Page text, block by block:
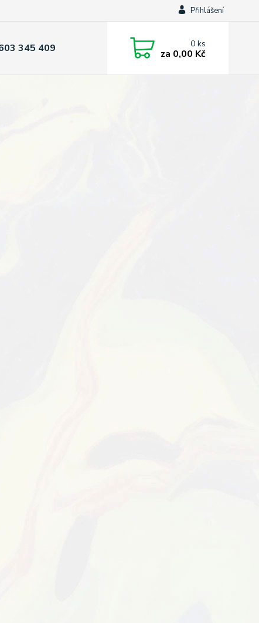
Přihlášení
345 409 0ks
za 0,00 Kč